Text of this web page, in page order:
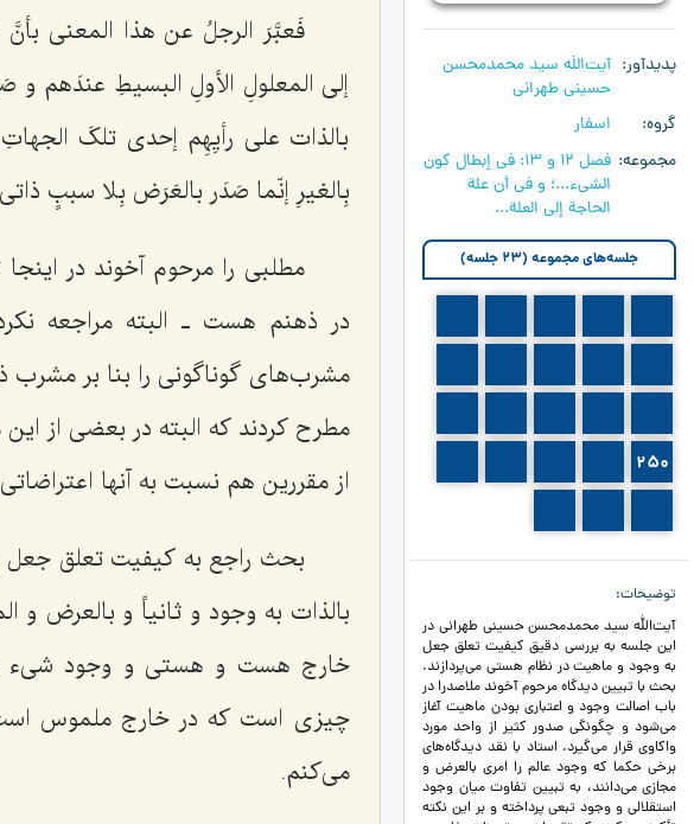
پدیدآور
آیت‌اللَه سید محمدمحسن
حسینی طهرانی
گروه
اسفار
مجموعه
فصل 12 و 13: في إبطال كون
الشي‏ء...؛ و في أن علة
الحاجة إلى العلة...
جلسه‌های مجموعه (23 جلسه)
250
توضیحات
آیت‌الله سید محمدمحسن حسینی طهرانی در
این جلسه به بررسی دقیق کیفیت تعلق جعل
به وجود و ماهیت در نظام هستی می‌پردازند.
بحث با تبیین دیدگاه مرحوم آخوند ملاصدرا در
باب اصالت وجود و اعتباری بودن ماهیت آغاز
می‌شود و چگونگی صدور کثیر از واحد مورد
واکاوی قرار می‌گیرد. استاد با نقد دیدگاه‌های
برخی حکما که وجود عالم را امری بالعرض و
مجازی می‌دانند، به تبیین تفاوت میان وجود
استقلالی و وجود تبعی پرداخته و بر این نکته
فَعبَّرَ الرجلُ عن هذا المعنى
إلى المعلولِ الأولِ البسیطِ عندَهم و
بالذات على رأیِهِم إحدى تلکَ
بِالغیرِ إنّما صَدَر بالعَرَض بِلا سببٍ ذاتی
مطلبی را مرحوم آخوند در
در ذهنم هست ـ البته مراجعه
مشرب‌های گوناگونی را بنا بر مشرب
مطرح کردند که البته در بعضی از
از مقررین هم نسبت به آنها
بحث راجع به کیفیت تعلق جعل
بالذات به وجود و ثانیاً و بالعرض و
خارج هست و هستی و وجود
چیزی است که در خارج ملموس است
می‌کنم.